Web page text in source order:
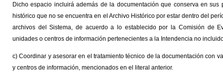
Dicho espacio incluirá además de la documentación que conserva en
histórico que no se encuentra en el Archivo Histórico por estar dentro del
archivos del Sistema, de acuerdo a lo establecido por la Comisión de
unidades o centros de información pertenecientes a la Intendencia no
c) Coordinar y asesorar en el tratamiento técnico de la documentación con
y centros de información, mencionados en el literal anterior.